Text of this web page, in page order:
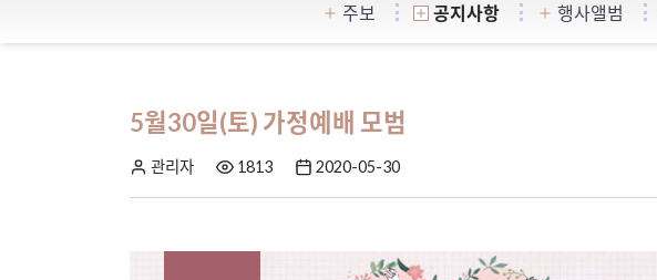
주보 공지사항 행사앨범
5월30일(토) 가정예배 모범
관리자 1813 2020-05-30